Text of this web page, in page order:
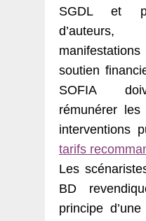
SGDL et
soutien
SOFIA
rémunérer
interventions
tarifs
Les
BD
principe